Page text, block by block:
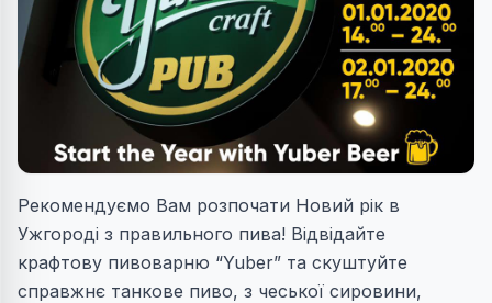
Рекомендуємо Вам розпочати Новий рік в
Ужгороді з правильного пива! Відвідайте
крафтову пивоварню “Yuber” та скуштуйте
справжнє танкове пиво, з чеської сировини,